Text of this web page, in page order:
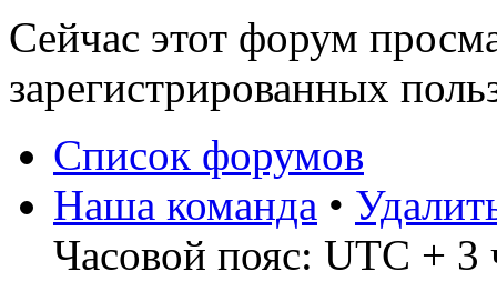
Сейчас этот форум
зарегистрированных
Список форумов
Наша команда •
Часовой пояс: UTC + 3